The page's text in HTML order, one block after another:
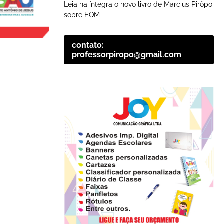
Leia na íntegra o novo livro de Marcius Pirôpo
sobre EQM
contato:
professorpiropo@gmail.com